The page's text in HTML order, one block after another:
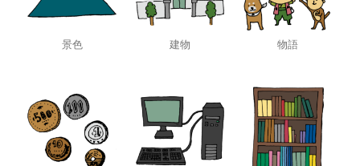
景色 建物 物語